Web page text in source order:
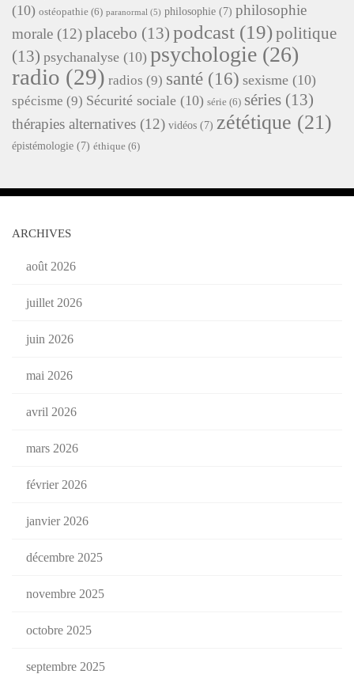
(10) ostéopathie (6) paranormal (5) philosophie (7) philosophie
morale (12)placebo (13) podcast (19)politique
(13) psychanalyse (10) psychologie (26)
radio (29) radios (9) santé (16) sexisme (10)
spécisme (9) Sécurité sociale (10) série (6) séries (13)
thérapies alternatives (12) vidéos (7) zététique (21)
épistémologie (7) éthique (6)
ARCHIVES
août 2026
juillet 2026
juin 2026
mai 2026
avril 2026
mars 2026
février 2026
janvier 2026
décembre 2025
novembre 2025
octobre 2025
septembre 2025